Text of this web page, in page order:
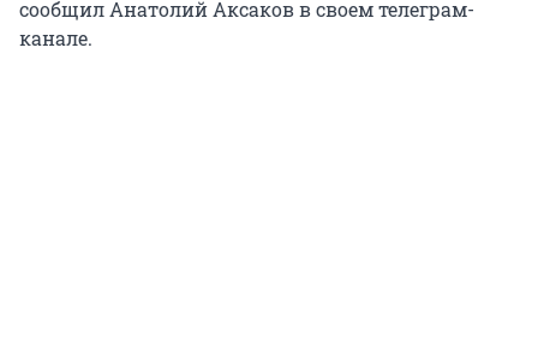
сообщил Анатолий Аксаков в своем телеграм-
канале.